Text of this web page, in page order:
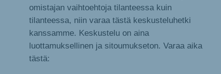
omistajan vaihtoehtoja tilanteessa kuin
tilanteessa, niin varaa tästä keskusteluhetki
kanssamme. Keskustelu on aina
luottamuksellinen ja sitoumukseton. Varaa aika
tästä: